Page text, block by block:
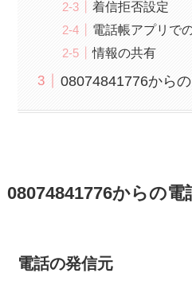
着信拒否設定
電話帳アプリで
情報の共有
08074841776から
08074841776からの電
電話の発信元